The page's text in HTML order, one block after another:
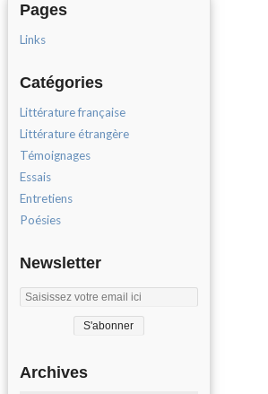
Pages
Links
Catégories
Littérature française
Littérature étrangère
Témoignages
Essais
Entretiens
Poésies
Newsletter
Archives